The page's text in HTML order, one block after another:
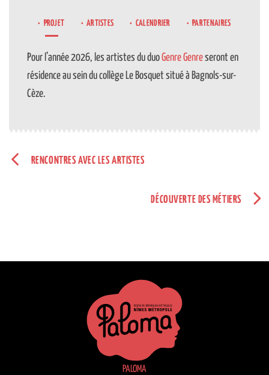
PROJET ARTISTES CALENDRIER PARTENAIRES
Pour l’année 2026, les artistes du duoGenre Genreseront en
résidence au sein du collège Le Bosquet situé à Bagnols-sur-
Cèze.
RENCONTRES AVEC LES ARTISTES
DÉCOUVERTE DES MÉTIERS
PALOMA